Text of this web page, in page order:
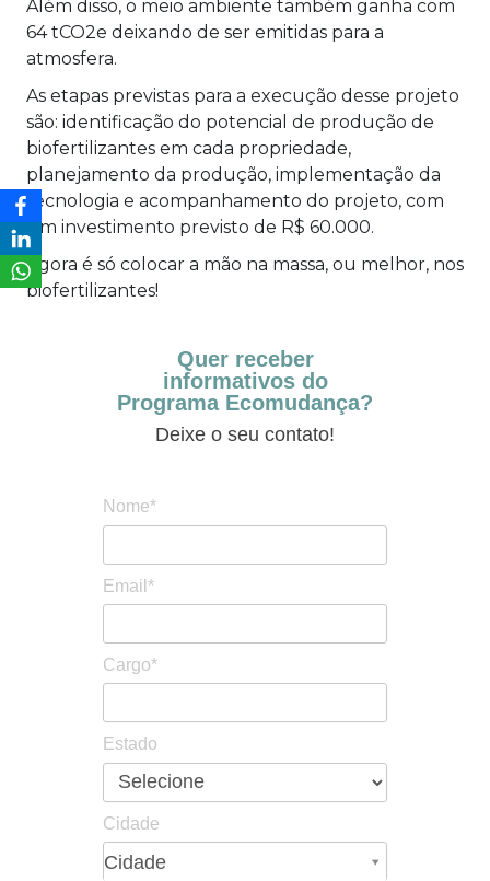
Além disso, o meio ambiente também ganha com
64 tCO2e deixando de ser emitidas para a
atmosfera.
As etapas previstas para a execução desse projeto
são: identificação do potencial de produção de
biofertilizantes em cada propriedade,
planejamento da produção, implementação da
tecnologia e acompanhamento do projeto, com
um investimento previsto de R$ 60.000.
Agora é só colocar a mão na massa, ou melhor, nos
biofertilizantes!
Quer receber
informativos do
Programa Ecomudança?
Deixe o seu contato!
Nome*
Email*
Cargo*
Estado
Cidade
Cidade
Cidade